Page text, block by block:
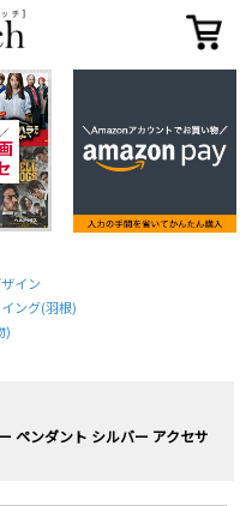
イン
ング(羽根)
)
ペンダント シルバー アクセサ